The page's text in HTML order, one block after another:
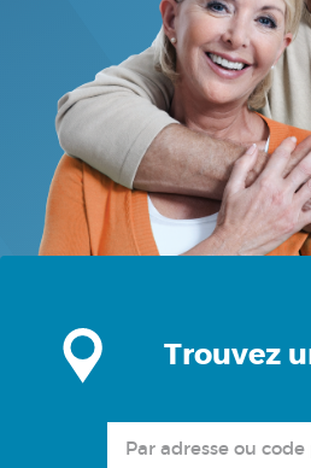
Trouvez